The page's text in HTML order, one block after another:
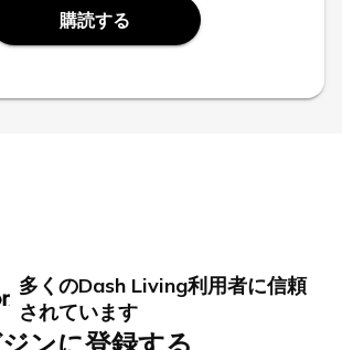
購読する
多くのDash Living利用者に信頼
されています
ンに登録する